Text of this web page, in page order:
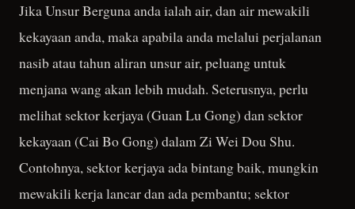
Jika Unsur Berguna anda ialah air, dan air mewakili
kekayaan anda, maka apabila anda melalui perjalanan
nasib atau tahun aliran unsur air, peluang untuk
menjana wang akan lebih mudah. Seterusnya, perlu
melihat sektor kerjaya (Guan Lu Gong) dan sektor
kekayaan (Cai Bo Gong) dalam Zi Wei Dou Shu.
Contohnya, sektor kerjaya ada bintang baik, mungkin
mewakili kerja lancar dan ada pembantu; sektor